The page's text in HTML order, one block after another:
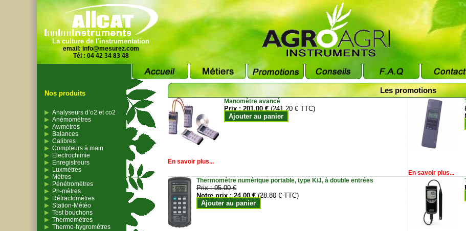
La culture de l'instrumentation
email: info@mesurez.com
Tél : 04 42 34 83 48
Nos produits
Analyseurs d’o2 et co2
Anémomètres
Awmètres
Balances
Calibres
Compteurs à main
Electrochimie
Enregistreurs
Luxmètres
Mètres
Pénétromètres
Ph-mètres
Réfractomètres
Station-Météo
Test bouchons
Thermomètres
Thermo-hygromètres
Les promotions
Manomètre avancé
Prix :201.00 € (241.20 € TTC)
Ajouter au panier
En savoir plus...
En savoir plus...
Thermomètre numérique portable, type K/J, à double entrées
Prix :95.00 €
Notre prix :24.00 € (28.80 € TTC)
Ajouter au panier